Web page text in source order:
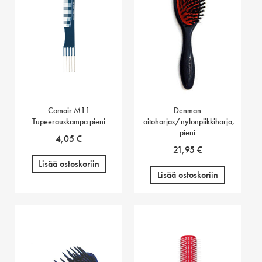
Comair M11
Tupeerauskampa pieni
4,05€
Lisää ostoskoriin
Denman
aitoharjas/nylonpiikkiharja,
pieni
21,95 €
Lisää ostoskoriin